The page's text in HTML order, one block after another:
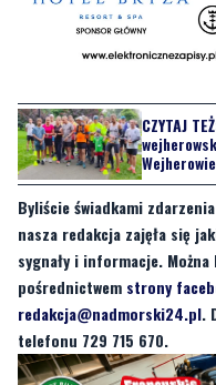
CZYTAJ
Wejherowie
Byliście świadkami
nasza redakcja zajęła się
sygnały i informacje.
pośrednictwem strony
redakcja@nadmorski24.pl.
telefonu 729 715 670.